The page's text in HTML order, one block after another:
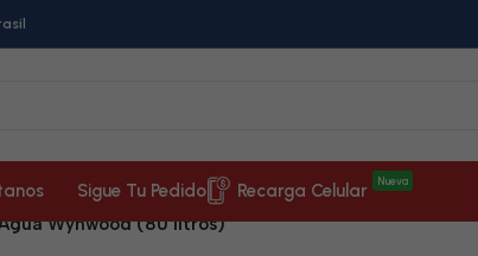
Sigue Tu Pedido Recarga Celular Nueva
Wynwood (80 litros)